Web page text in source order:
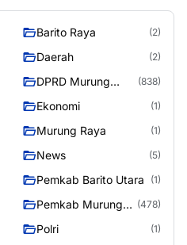
Barito Raya (2)
Daerah (2)
DPRD Murung
(838)
Ekonomi (1)
Murung Raya (1)
News (5)
Pemkab Barito Utara (1)
Pemkab Murung
(478)
Polri (1)